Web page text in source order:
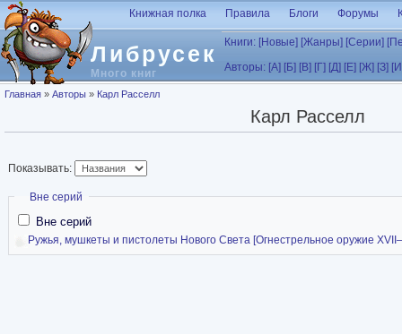
Перейти к основному содержанию
Либрусек
Много книг
Книжная полка Правила Блоги Форумы
Книги: [Новые] [Жанры] [Серии]
Авторы: [А] [Б] [В] [Г] [Д] [Е] [Ж] [З]
Вы здесь
Главная » Авторы » Карл Расселл
Карл Расселл
Показывать:
Скрыть
Вне серий
Вне серий
Ружья, мушкеты и пистолеты Нового Света [Огнестрельное оружие